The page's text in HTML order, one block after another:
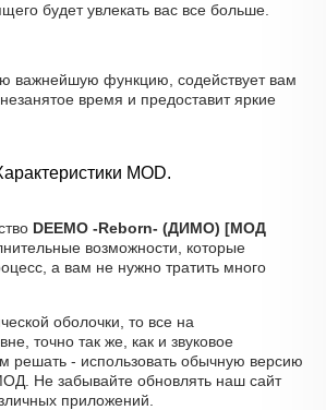
будет увлекать вас все больше.
важнейшую функцию, содействует вам
время и предоставит яркие
MOD.
DEEMO -Reborn- (ДИМО) [МОД
возможности, которые
а вам не нужно тратить много
оболочки, то все на
точно так же, как и звуковое
решать - использовать обычную версию
Не забывайте обновлять наш сайт
приложений.